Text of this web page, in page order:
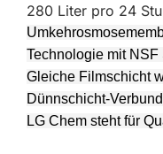
280 Liter pro 24
Technologie mit NSF
Gleiche Filmschicht
Dünnschicht-
LG Chem steht für